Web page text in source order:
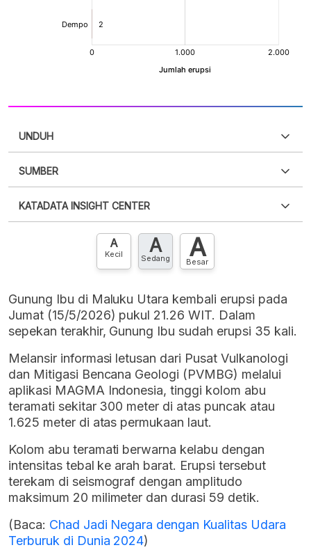
UNDUH
XLS
SUMBER
punya akun?Silakan Daftar sekarang
KATADATA INSIGHT CENTER
Hubungi sekarang »
A
Kecil A
Sedang A
Besar
Gunung Ibu di Maluku Utara kembali erupsi pada
Jumat (15/5/2026) pukul 21.26 WIT. Dalam
sepekan terakhir, Gunung Ibu sudah erupsi 35 kali.
Melansir informasi letusan dari Pusat Vulkanologi
dan Mitigasi Bencana Geologi (PVMBG) melalui
aplikasi MAGMA Indonesia, tinggi kolom abu
teramati sekitar 300 meter di atas puncak atau
1.625 meter di atas permukaan laut.
Kolom abu teramati berwarna kelabu dengan
intensitas tebal ke arah barat. Erupsi tersebut
terekam di seismograf dengan amplitudo
maksimum 20 milimeter dan durasi 59 detik.
(Baca: Chad Jadi Negara dengan Kualitas Udara
Terburuk di Dunia 2024)